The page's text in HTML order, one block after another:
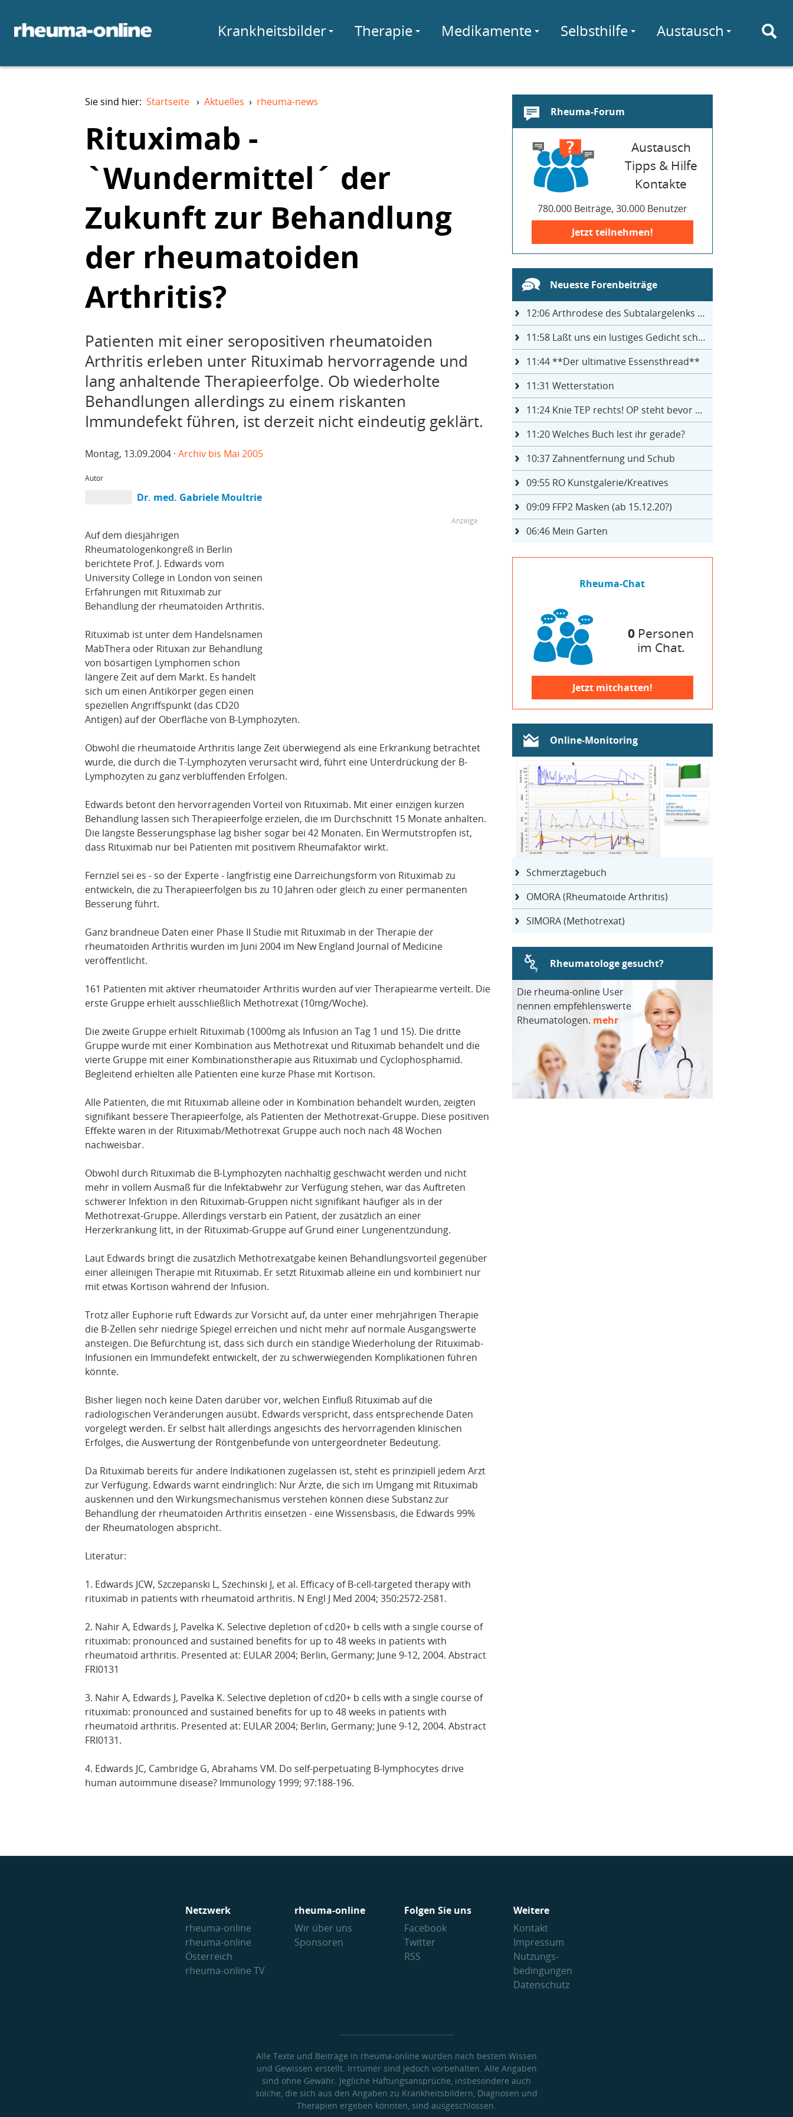
Krankheitsbilder Therapie Medikamente Selbsthilfe Austausch
Sie sind hier: Startseite › Aktuelles › rheuma-news
Rituximab -
`Wundermittel´ der
Zukunft zur Behandlung
der rheumatoiden
Arthritis?
Patienten mit einer seropositiven rheumatoiden
Arthritis erleben unter Rituximab hervorragende und
lang anhaltende Therapieerfolge. Ob wiederholte
Behandlungen allerdings zu einem riskanten
Immundefekt führen, ist derzeit nicht eindeutig geklärt.
Montag, 13.09.2004 · Archiv bis Mai 2005
Autor
Dr. med. Gabriele Moultrie
Auf dem diesjährigen
Rheumatologenkongreß in Berlin
berichtete Prof. J. Edwards vom
University College in London von seinen
Erfahrungen mit Rituximab zur
Behandlung der rheumatoiden Arthritis.
Rituximab ist unter dem Handelsnamen
MabThera oder Rituxan zur Behandlung
von bösartigen Lymphomen schon
längere Zeit auf dem Markt. Es handelt
sich um einen Antikörper gegen einen
speziellen Angriffspunkt (das CD20
Antigen) auf der Oberfläche von B-Lymphozyten.
Obwohl die rheumatoide Arthritis lange Zeit überwiegend als eine Erkrankung betrachtet
wurde, die durch die T-Lymphozyten verursacht wird, führt eine Unterdrückung der B-
Lymphozyten zu ganz verblüffenden Erfolgen.
Edwards betont den hervorragenden Vorteil von Rituximab. Mit einer einzigen kurzen
Behandlung lassen sich Therapieerfolge erzielen, die im Durchschnitt 15 Monate anhalten.
Die längste Besserungsphase lag bisher sogar bei 42 Monaten. Ein Wermutstropfen ist,
dass Rituximab nur bei Patienten mit positivem Rheumafaktor wirkt.
Fernziel sei es - so der Experte - langfristig eine Darreichungsform von Rituximab zu
entwickeln, die zu Therapieerfolgen bis zu 10 Jahren oder gleich zu einer permanenten
Besserung führt.
Ganz brandneue Daten einer Phase II Studie mit Rituximab in der Therapie der
rheumatoiden Arthritis wurden im Juni 2004 im New England Journal of Medicine
veröffentlicht.
161 Patienten mit aktiver rheumatoider Arthritis wurden auf vier Therapiearme verteilt. Die
erste Gruppe erhielt ausschließlich Methotrexat (10mg/Woche).
Die zweite Gruppe erhielt Rituximab (1000mg als Infusion an Tag 1 und 15). Die dritte
Gruppe wurde mit einer Kombination aus Methotrexat und Rituximab behandelt und die
vierte Gruppe mit einer Kombinationstherapie aus Rituximab und Cyclophosphamid.
Begleitend erhielten alle Patienten eine kurze Phase mit Kortison.
Alle Patienten, die mit Rituximab alleine oder in Kombination behandelt wurden, zeigten
signifikant bessere Therapieerfolge, als Patienten der Methotrexat-Gruppe. Diese positiven
Effekte waren in der Rituximab/Methotrexat Gruppe auch noch nach 48 Wochen
nachweisbar.
Obwohl durch Rituximab die B-Lymphozyten nachhaltig geschwächt werden und nicht
mehr in vollem Ausmaß für die Infektabwehr zur Verfügung stehen, war das Auftreten
schwerer Infektion in den Rituximab-Gruppen nicht signifikant häufiger als in der
Methotrexat-Gruppe. Allerdings verstarb ein Patient, der zusätzlich an einer
Herzerkrankung litt, in der Rituximab-Gruppe auf Grund einer Lungenentzündung.
Laut Edwards bringt die zusätzlich Methotrexatgabe keinen Behandlungsvorteil gegenüber
einer alleinigen Therapie mit Rituximab. Er setzt Rituximab alleine ein und kombiniert nur
mit etwas Kortison während der Infusion.
Trotz aller Euphorie ruft Edwards zur Vorsicht auf, da unter einer mehrjährigen Therapie
die B-Zellen sehr niedrige Spiegel erreichen und nicht mehr auf normale Ausgangswerte
ansteigen. Die Befürchtung ist, dass sich durch ein ständige Wiederholung der Rituximab-
Infusionen ein Immundefekt entwickelt, der zu schwerwiegenden Komplikationen führen
könnte.
Bisher liegen noch keine Daten darüber vor, welchen Einfluß Rituximab auf die
radiologischen Veränderungen ausübt. Edwards verspricht, dass entsprechende Daten
vorgelegt werden. Er selbst hält allerdings angesichts des hervorragenden klinischen
Erfolges, die Auswertung der Röntgenbefunde von untergeordneter Bedeutung.
Da Rituximab bereits für andere Indikationen zugelassen ist, steht es prinzipiell jedem Arzt
zur Verfügung. Edwards warnt eindringlich: Nur Ärzte, die sich im Umgang mit Rituximab
auskennen und den Wirkungsmechanismus verstehen können diese Substanz zur
Behandlung der rheumatoiden Arthritis einsetzen - eine Wissensbasis, die Edwards 99%
der Rheumatologen abspricht.
Literatur:
1. Edwards JCW, Szczepanski L, Szechinski J, et al. Efficacy of B-cell-targeted therapy with
rituximab in patients with rheumatoid arthritis. N Engl J Med 2004; 350:2572-2581.
2. Nahir A, Edwards J, Pavelka K. Selective depletion of cd20+ b cells with a single course of
rituximab: pronounced and sustained benefits for up to 48 weeks in patients with
rheumatoid arthritis. Presented at: EULAR 2004; Berlin, Germany; June 9-12, 2004. Abstract
FRI0131
3. Nahir A, Edwards J, Pavelka K. Selective depletion of cd20+ b cells with a single course of
rituximab: pronounced and sustained benefits for up to 48 weeks in patients with
rheumatoid arthritis. Presented at: EULAR 2004; Berlin, Germany; June 9-12, 2004. Abstract
FRI0131.
4. Edwards JC, Cambridge G, Abrahams VM. Do self-perpetuating B-lymphocytes drive
human autoimmune disease? Immunology 1999; 97:188-196.
Rheuma-Forum
Austausch
Tipps & Hilfe
Kontakte
780.000 Beiträge, 30.000 Benutzer
Jetzt teilnehmen!
Neueste Forenbeiträge
12:06Arthrodese des Subtalargelenks mit 27
11:58Laßt uns ein lustiges Gedicht schreiben- jeder einen Satz
11:44**Der ultimative Essensthread**
11:31 Wetterstation
11:24Knie TEP rechts! OP steht bevor ...
11:20Welches Buch lest ihr gerade?
10:37Zahnentfernung und Schub
09:55RO Kunstgalerie/Kreatives
09:09FFP2 Masken (ab 15.12.20?)
06:46Mein Garten
Rheuma-Chat
0 Personen
im Chat.
Jetzt mitchatten!
Online-Monitoring
Schmerztagebuch
OMORA (Rheumatoide Arthritis)
SIMORA (Methotrexat)
Rheumatologe gesucht?
Die rheuma-online User
nennen empfehlenswerte
Rheumatologen. mehr
Netzwerk
rheuma-online
rheuma-online
Österreich
rheuma-online TV
rheuma-online
Wir über uns
Sponsoren
Folgen Sie uns
Facebook
Twitter
RSS
Weitere
Kontakt
Impressum
Nutzungs­
bedingungen
Datenschutz
Alle Texte und Beiträge in rheuma-online wurden nach bestem Wissen
und Gewissen erstellt. Irrtümer sind jedoch vorbehalten. Alle Angaben
sind ohne Gewähr. Jegliche Haftungsansprüche, insbesondere auch
solche, die sich aus den Angaben zu Krankheitsbildern, Diagnosen und
Therapien ergeben könnten, sind ausgeschlossen.